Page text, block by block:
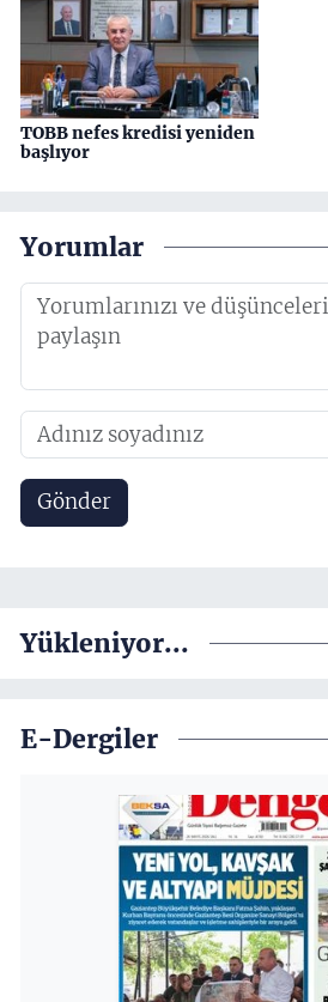
TOBB nefes kredisi yeniden
başlıyor
Yorumlar
Gönder
Yükleniyor...
E-Dergiler